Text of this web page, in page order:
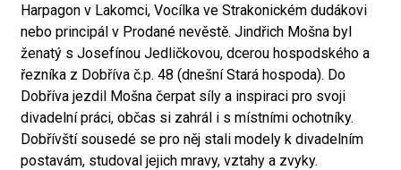
Harpagon v Lakomci, Vocílka ve Strakonickém dudákovi
nebo principál v Prodané nevěstě. Jindřich Mošna byl
ženatý s Josefínou Jedličkovou, dcerou hospodského a
řezníka z Dobříva č.p. 48 (dnešní Stará hospoda). Do
Dobříva jezdil Mošna čerpat síly a inspiraci pro svoji
divadelní práci, občas si zahrál i s místními ochotníky.
Dobřívští sousedé se pro něj stali modely k divadelním
postavám, studoval jejich mravy, vztahy a zvyky.